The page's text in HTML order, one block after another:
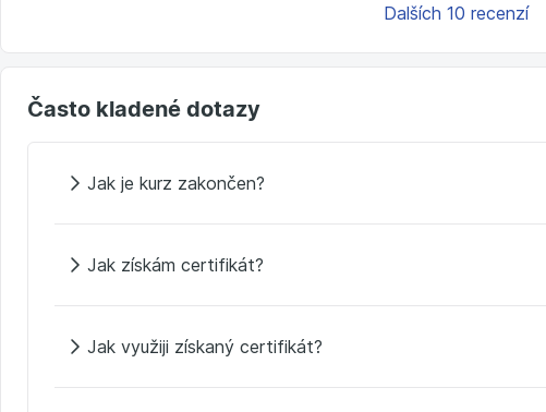
Dalších 10 recenzí
Často kladené dotazy
Jak je kurz zakončen?
Jak získám certifikát?
Jak využiji získaný certifikát?